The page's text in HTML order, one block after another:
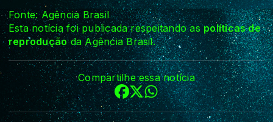
Fonte: Agência Brasil
Esta notícia foi publicada respeitando aspolíticas de
reproduçãoda Agência Brasil.
Compartilhe essa notícia